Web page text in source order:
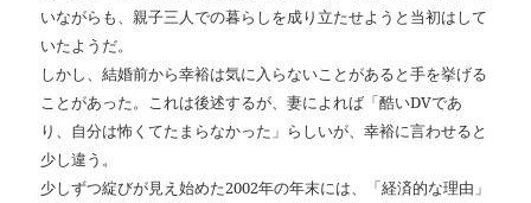
いながらも、親子三人での暮らしを成り立たせようと当初はして
いたようだ。
しかし、結婚前から幸裕は気に入らないことがあると手を挙げる
ことがあった。これは後述するが、妻によれば「酷いDVであ
り、自分は怖くてたまらなかった」らしいが、幸裕に言わせると
少し違う。
少しずつ綻びが見え始めた2002年の年末には、「経済的な理由」